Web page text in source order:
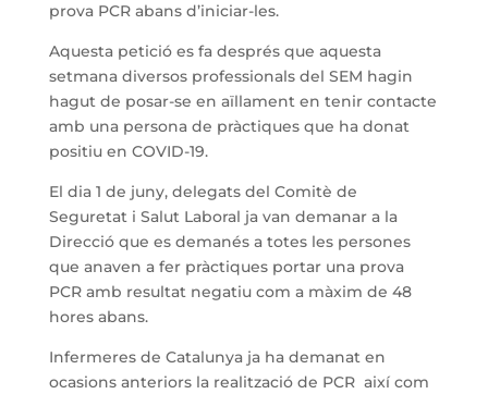
prova PCR abans d’iniciar-les.
Aquesta petició es fa després que aquesta
setmana diversos professionals del SEM hagin
hagut de posar-se en aïllament en tenir contacte
amb una persona de pràctiques que ha donat
positiu en COVID-19.
El dia 1 de juny, delegats del Comitè de
Seguretat i Salut Laboral ja van demanar a la
Direcció que es demanés a totes les persones
que anaven a fer pràctiques portar una prova
PCR amb resultat negatiu com a màxim de 48
hores abans.
Infermeres de Catalunya ja ha demanat en
ocasions anteriors la realització de PCR així com